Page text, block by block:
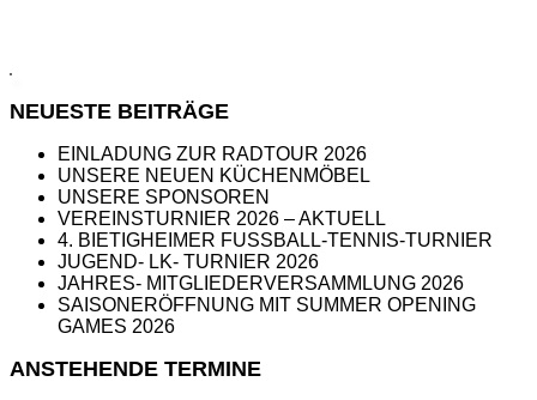
NEUESTE BEITRÄGE
EINLADUNG ZUR RADTOUR 2026
UNSERE NEUEN KÜCHENMÖBEL
UNSERE SPONSOREN
VEREINSTURNIER 2026 – AKTUELL
4. BIETIGHEIMER FUSSBALL-TENNIS-TURNIER
JUGEND- LK- TURNIER 2026
JAHRES- MITGLIEDERVERSAMMLUNG 2026
SAISONERÖFFNUNG MIT SUMMER OPENING
GAMES 2026
ANSTEHENDE TERMINE